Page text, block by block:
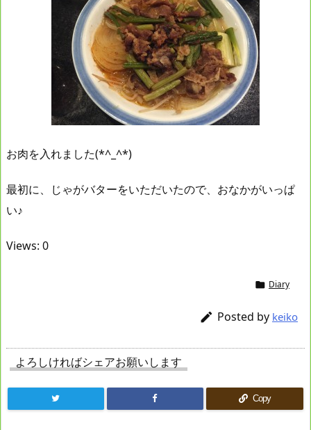
お肉を入れました(*^_^*)
最初に、じゃがバターをいただいたので、おなかがいっぱ
い♪
Views: 0
 Diary
 Posted by keiko
よろしければシェアお願いします
Copy